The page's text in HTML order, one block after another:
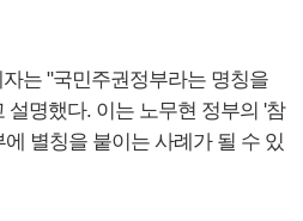
는 "국민주권정부라는 명칭을
명했다. 이는 노무현 정부의 '참
별칭을 붙이는 사례가 될 수 있